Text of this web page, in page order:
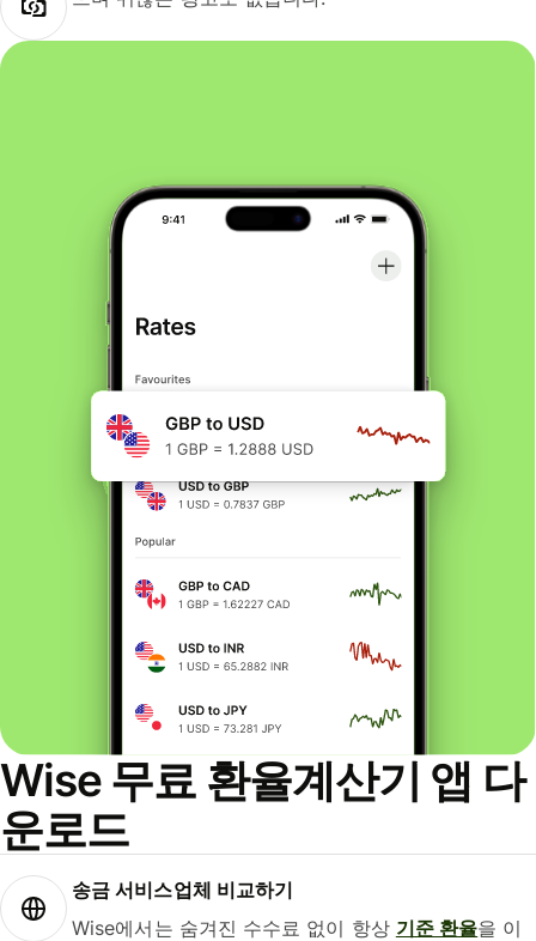
Wise 무료 환율계산기 앱 다
운로드
송금 서비스업체 비교하기
Wise에서는 숨겨진 수수료 없이 항상 기준 환율을 이